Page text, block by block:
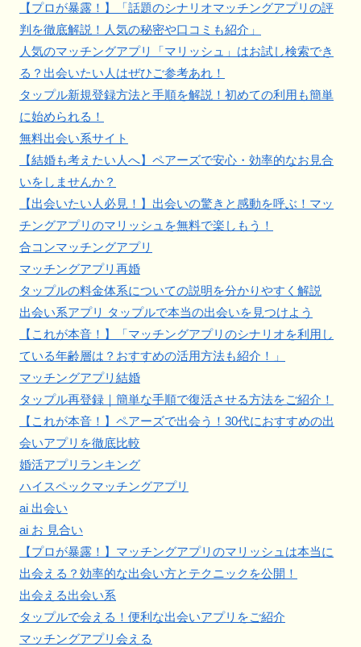
【プロが暴露！】「話題のシナリオマッチングアプリの評
判を徹底解説！人気の秘密や口コミも紹介」
人気のマッチングアプリ「マリッシュ」はお試し検索でき
る？出会いたい人はぜひご参考あれ！
タップル新規登録方法と手順を解説！初めての利用も簡単
に始められる！
無料出会い系サイト
【結婚も考えたい人へ】ペアーズで安心・効率的なお見合
いをしませんか？
【出会いたい人必見！】出会いの驚きと感動を呼ぶ！マッ
チングアプリのマリッシュを無料で楽しもう！
合コンマッチングアプリ
マッチングアプリ再婚
タップルの料金体系についての説明を分かりやすく解説
出会い系アプリ タップルで本当の出会いを見つけよう
【これが本音！】「マッチングアプリのシナリオを利用し
ている年齢層は？おすすめの活用方法も紹介！」
マッチングアプリ結婚
タップル再登録｜簡単な手順で復活させる方法をご紹介！
【これが本音！】ペアーズで出会う！30代におすすめの出
会いアプリを徹底比較
婚活アプリランキング
ハイスペックマッチングアプリ
ai 出会い
ai お 見合い
【プロが暴露！】マッチングアプリのマリッシュは本当に
出会える？効率的な出会い方とテクニックを公開！
出会える出会い系
タップルで会える！便利な出会いアプリをご紹介
マッチングアプリ会える